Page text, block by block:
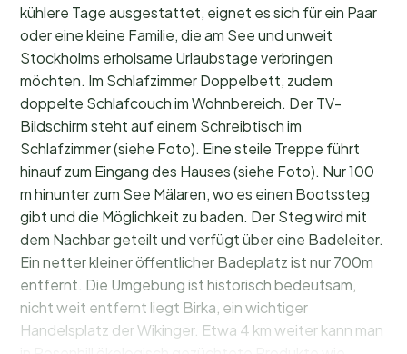
kühlere Tage ausgestattet, eignet es sich für ein Paar
oder eine kleine Familie, die am See und unweit
Stockholms erholsame Urlaubstage verbringen
möchten. Im Schlafzimmer Doppelbett, zudem
doppelte Schlafcouch im Wohnbereich. Der TV-
Bildschirm steht auf einem Schreibtisch im
Schlafzimmer (siehe Foto). Eine steile Treppe führt
hinauf zum Eingang des Hauses (siehe Foto). Nur 100
m hinunter zum See Mälaren, wo es einen Bootssteg
gibt und die Möglichkeit zu baden. Der Steg wird mit
dem Nachbar geteilt und verfügt über eine Badeleiter.
Ein netter kleiner öffentlicher Badeplatz ist nur 700m
entfernt. Die Umgebung ist historisch bedeutsam,
nicht weit entfernt liegt Birka, ein wichtiger
Handelsplatz der Wikinger. Etwa 4 km weiter kann man